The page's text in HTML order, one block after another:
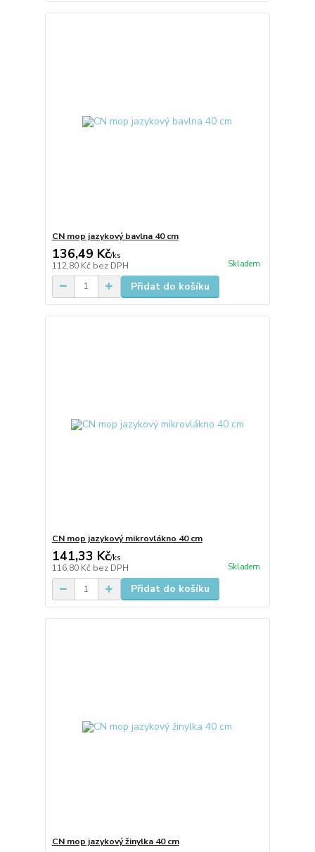
CN mop jazykový bavlna 40 cm
136,49 Kč/ks
112,80 Kč bez DPH Skladem
Přidat do košíku
CN mop jazykový mikrovlákno 40 cm
141,33 Kč/ks
116,80 Kč bez DPH Skladem
Přidat do košíku
CN mop jazykový žinylka 40 cm